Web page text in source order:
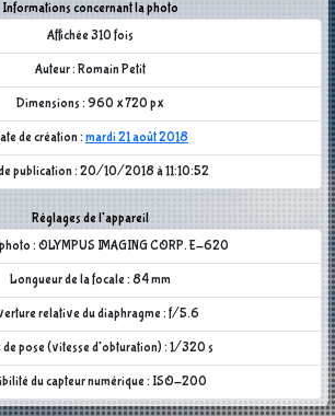
Informations concernant la photo
Affichée 310 fois
Auteur : Romain Petit
Dimensions : 960 x 720 px
de création : mardi 21 août 2018
publication : 20/10/2018 à 11:10:52
Réglages de l'appareil
: OLYMPUS IMAGING CORP. E-620
Longueur de la focale : 84 mm
relative du diaphragme : f/5.6
de pose (vitesse d'obturation) : 1/320 s
du capteur numérique : ISO-200